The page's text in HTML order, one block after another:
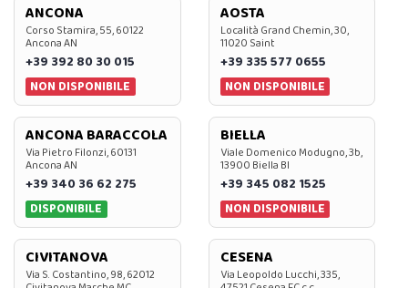
ANCONA
Corso Stamira, 55, 60122
Ancona AN
+39 392 80 30 015
NON DISPONIBILE
AOSTA
Località Grand Chemin, 30,
11020 Saint
+39 335 577 0655
NON DISPONIBILE
ANCONA BARACCOLA
Via Pietro Filonzi, 60131
Ancona AN
+39 340 36 62 275
DISPONIBILE
BIELLA
Viale Domenico Modugno, 3b,
13900 Biella BI
+39 345 082 1525
NON DISPONIBILE
CIVITANOVA
Via S. Costantino, 98, 62012
CESENA
Via Leopoldo Lucchi, 335,